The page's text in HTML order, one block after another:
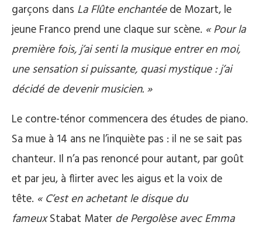
garçons dans La Flûte enchantéede Mozart, le
jeune Franco prend une claque sur scène. « Pour la
première fois, j’ai senti la musique entrer en moi,
une sensation si puissante, quasi mystique : j’ai
décidé de devenir musicien. »
Le contre-ténor commencera des études de piano.
Sa mue à 14 ans ne l’inquiète pas : il ne se sait pas
chanteur. Il n’a pas renoncé pour autant, par goût
et par jeu, à flirter avec les aigus et la voix de
tête. « C’est en achetant le disque du
fameuxStabat Mater de Pergolèse avec Emma